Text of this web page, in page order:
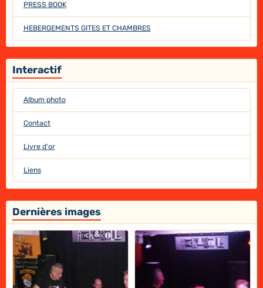
PRESS BOOK
HEBERGEMENTS GITES ET CHAMBRES
Interactif
Album photo
Contact
Livre d'or
Liens
Dernières images